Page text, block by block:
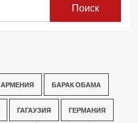
АРМЕНИЯ БАРАК ОБАМА
ГАГАУЗИЯ ГЕРМАНИЯ